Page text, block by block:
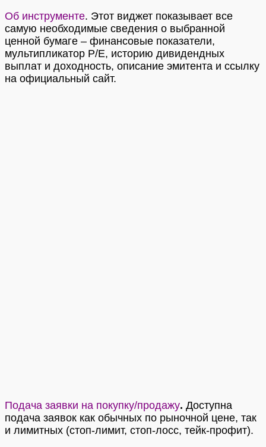
Об инструменте. Этот виджет показывает все
самую необходимые сведения о выбранной
ценной бумаге – финансовые показатели,
мультипликатор P/E, историю дивидендных
выплат и доходность, описание эмитента и ссылку
на официальный сайт.
Подача заявки на покупку/продажу. Доступна
подача заявок как обычных по рыночной цене, так
и лимитных (стоп-лимит, стоп-лосс, тейк-профит).